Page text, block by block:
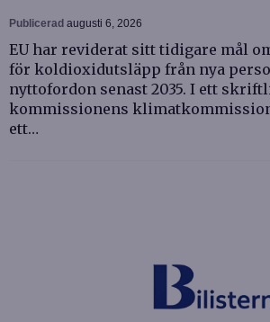
Publicerad augusti 6, 2026
EU har reviderat sitt tidigare mål
för koldioxidutsläpp från nya
nyttofordon senast 2035. I ett
kommissionens
ett…